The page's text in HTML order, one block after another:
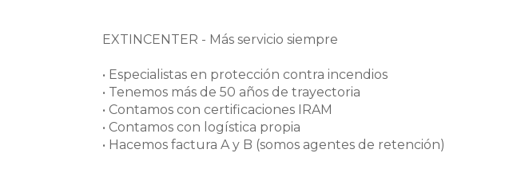
EXTINCENTER - Más servicio siempre
• Especialistas en protección contra incendios
• Tenemos más de 50 años de trayectoria
• Contamos con certificaciones IRAM
• Contamos con logística propia
• Hacemos factura A y B (somos agentes de retención)